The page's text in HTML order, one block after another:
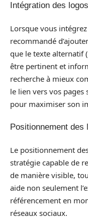
Intégration des
Lorsque vous
recommandé
que le texte alternatif
être pertinent et
recherche à mieux
le lien vers vos
pour maximiser son
Positionnement des
Le positionnement
stratégie capable de
de manière visible,
aide non seulement
référencement en
réseaux sociaux.